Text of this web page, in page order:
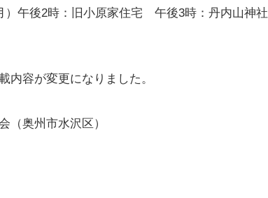
午後2時：旧小原家住宅 午後3時：丹内山神社
内容が変更になりました。
奥州市水沢区）